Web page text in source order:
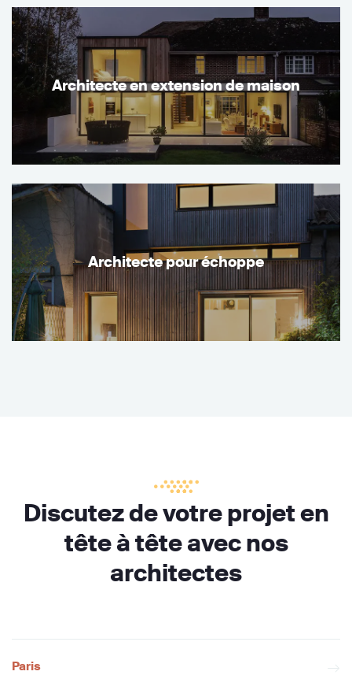
Architecte en extension de maison
Architecte pour échoppe
Discutez de votre projet en
tête à tête avec nos
architectes
Paris